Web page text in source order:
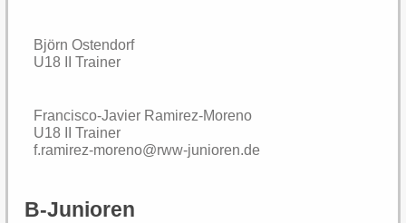
Über Uns
Björn Ostendorf
U18 II Trainer
Francisco-Javier Ramirez-Moreno
U18 II Trainer
f.ramirez-moreno@rww-junioren.de
B-Junioren